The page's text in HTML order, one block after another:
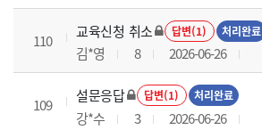
110
교육신청 취소 답변(1) 처리완료
김*영 8 2026-06-26
109
설문응답 답변(1) 처리완료
강*수 3 2026-06-26